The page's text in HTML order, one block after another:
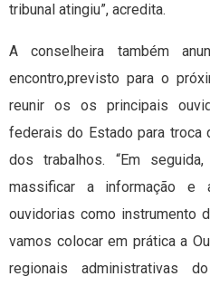
tribunal atingiu”, acredita.
A conselheira também
encontro,previsto para o
reunir os os principais
federais do Estado para troca
dos trabalhos. “Em
massificar a informação e
ouvidorias como instrumento
vamos colocar em prática a
regionais administrativas